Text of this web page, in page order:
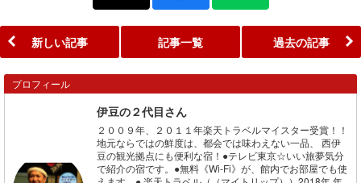
新しい記事 記事一覧 過去の記事
プロフィール
伊豆の２代目さん
２００９年、２０１１年楽天トラベルマイスター受賞！！
地元ならではの鮮度は、都会では味わえない一品、 西伊
豆の観光拠点にも便利な宿！●テレビ東京☆いい旅夢気分
で紹介の宿です。●無料《Wi-Fi》が、館内でお部屋でも使